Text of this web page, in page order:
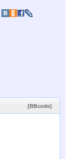
[BBcode]